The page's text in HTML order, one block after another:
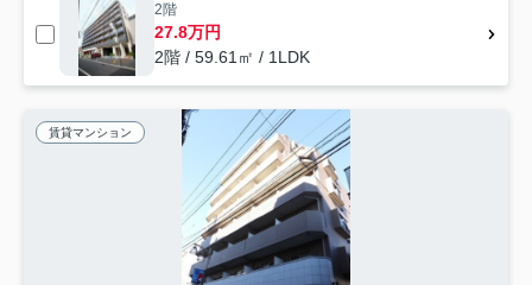
2階
27.8万円
2階 / 59.61㎡ / 1LDK
賃貸マンション